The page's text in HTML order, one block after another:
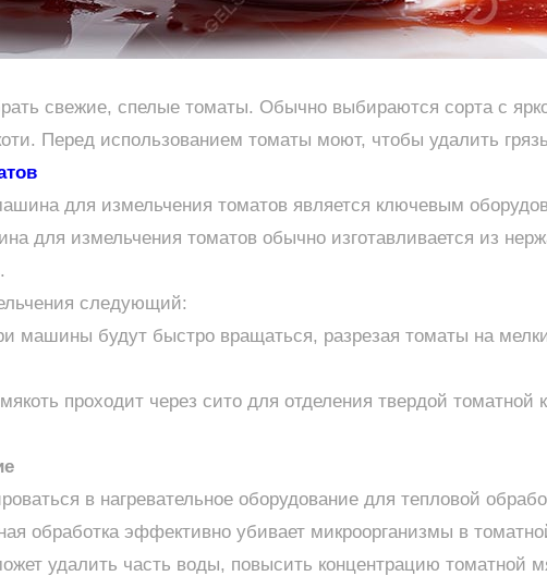
свежие, спелые томаты. Обычно выбираются сорта с
Перед использованием томаты моют, чтобы удалить
для измельчения томатов является ключевым
для измельчения томатов обычно изготавливается из
следующий:
машины будут быстро вращаться, разрезая томаты на
проходит через сито для отделения твердой
в нагревательное оборудование для тепловой
обработка эффективно убивает микроорганизмы в
удалить часть воды, повысить концентрацию томатной